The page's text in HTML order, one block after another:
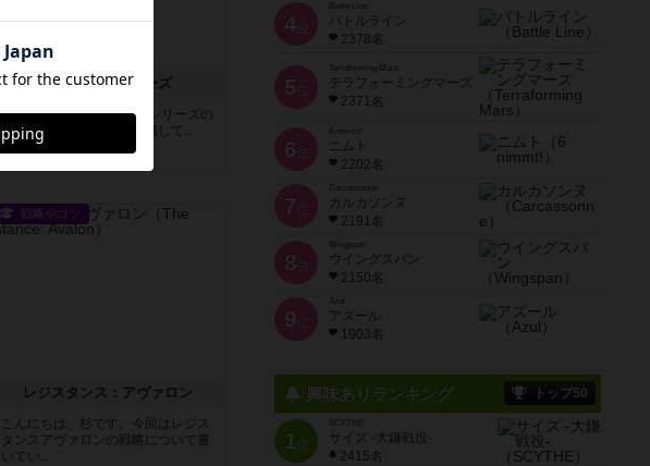
タイムストーリーズ
『T.I.M.E ストーリーズ』シリーズの
初代「療養所にて」に挑戦して...
戦略やコツ
レジスタンス：アヴァロン
こんにちは、杉です。今回はレジス
タンスアヴァロンの戦略について書
いてい...
4位
Battle Line
バトルライン
2378名
5 位
Terraforming Mars
テラフォーミングマーズ
2371名
6 位
ニムト
2202名
7 位
Carcassonne
カルカソンヌ
2191名
8 位
Wingspan
ウイングスパン
2150名
9 位
Azul
アズール
1903名
興味ありランキング トップ50
1位
SCYTHE
サイズ -大鎌戦役-
2415名